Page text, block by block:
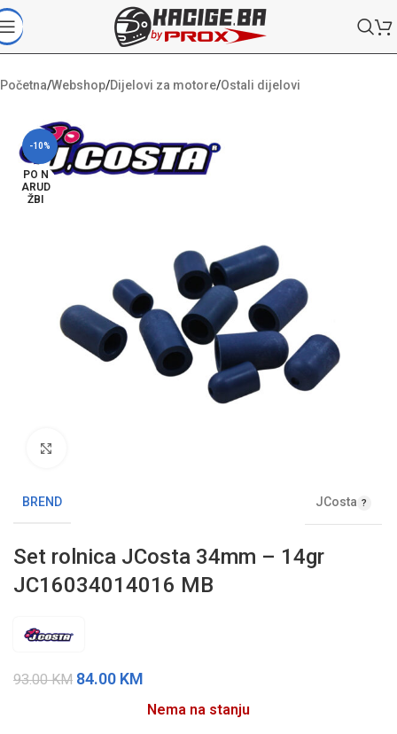
Početna/Webshop/Dijelovi za motore/Ostali dijelovi
-10%
PO N
ARUD
ŽBI
BREND JCosta
Set rolnica JCosta 34mm – 14gr
JC16034014016 MB
93.00KM 84.00 KM
Nema na stanju